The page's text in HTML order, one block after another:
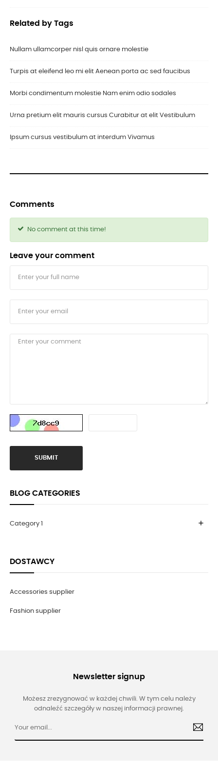
Related by Tags
Nullam ullamcorper nisl quis ornare molestie
Turpis at eleifend leo mi elit Aenean porta ac sed faucibus
Morbi condimentum molestie Nam enim odio sodales
Urna pretium elit mauris cursus Curabitur at elit Vestibulum
Ipsum cursus vestibulum at interdum Vivamus
Comments
No comment at this time!
Leave your comment
SUBMIT
BLOG CATEGORIES
Category 1 add
DOSTAWCY
Accessories supplier
Fashion supplier
Newsletter signup
Możesz zrezygnować w każdej chwili. W tym celu należy
odnaleźć szczegóły w naszej informacji prawnej.